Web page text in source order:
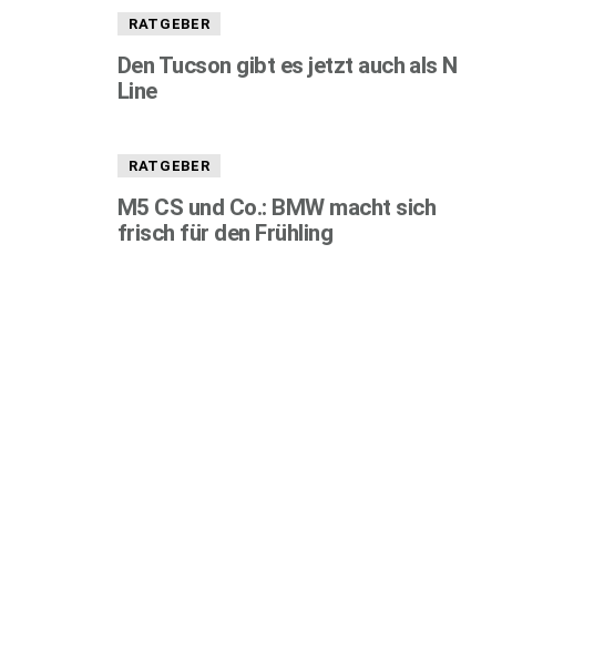
RATGEBER
Den Tucson gibt es jetzt auch als N
Line
RATGEBER
M5 CS und Co.: BMW macht sich
frisch für den Frühling